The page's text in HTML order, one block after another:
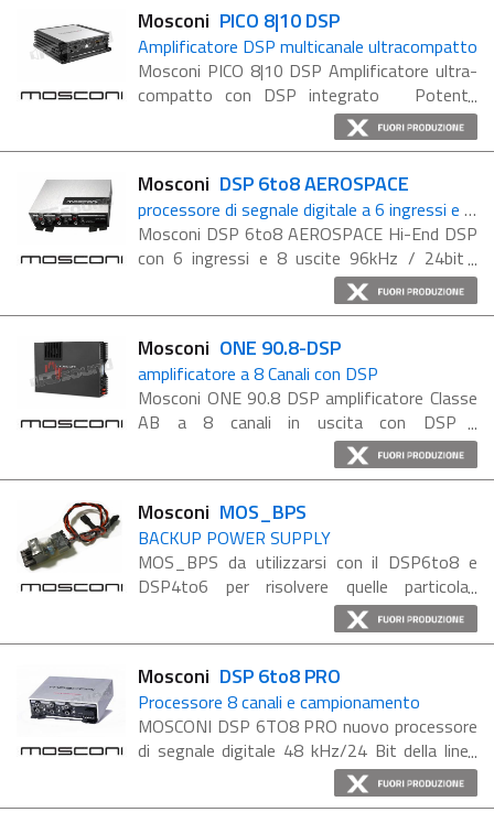
Mosconi PICO 8|10 DSP
Amplificatore DSP multicanale ultracompatto
Mosconi PICO 8|10 DSP Amplificatore ultra-
compatto con DSP integrato Potente
amplificatore DSP ottimizzato per l'uso della
radio di fabbrica. Sei ingressi analogici fino a
Mosconi DSP 6to8 AEROSPACE
processore di segnale digitale a 6 ingressi e 8 uscite
Mosconi DSP 6to8 AEROSPACE Hi-End DSP
con 6 ingressi e 8 uscite 96kHz / 24bit
Fratello minore del DSP 8to12, ne mantiene
lo stesso standard qualitativo con un minor
Mosconi ONE 90.8-DSP
amplificatore a 8 Canali con DSP
Mosconi ONE 90.8 DSP amplificatore Classe
AB a 8 canali in uscita con DSP
Amplificatore a 8 canali con DSP interno e
elegante design con finitura nera e motivo
Mosconi MOS_BPS
BACKUP POWER SUPPLY
MOS_BPS da utilizzarsi con il DSP6to8 e
DSP4to6 per risolvere quelle particolari
situazioni (soprattutto nei periodi invernali e
con traffico pesante) in cui lo start&stop di
Mosconi DSP 6to8 PRO
Processore 8 canali e campionamento
MOSCONI DSP 6TO8 PRO nuovo processore
di segnale digitale 48 kHz/24 Bit della linea
PRO a 6 ingressi e 8 uscite Nuovo nome e
design, il 6TO8 PRO mantiene tutte le